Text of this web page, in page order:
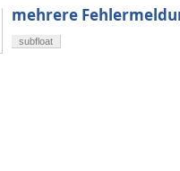
mehrere
subfloat